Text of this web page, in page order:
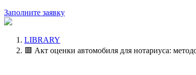
Заполните заявку
LIBRARY
🟥 Акт оценки автомобиля для нотариуса: